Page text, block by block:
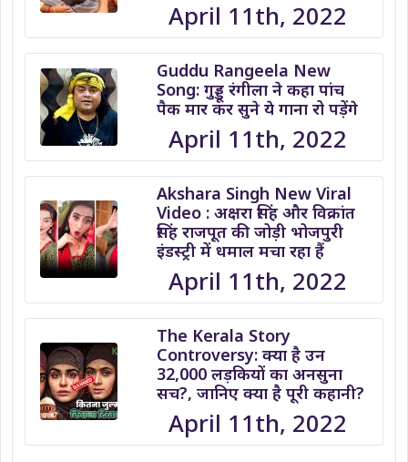
April 11th, 2022
Guddu Rangeela New
Song: गुड्डू रंगीला ने कहा पांच
पैक मार कर सुने ये गाना रो पड़ेंगे
April 11th, 2022
Akshara Singh New Viral
Video : अक्षरा सिंह और विक्रांत
सिंह राजपूत की जोड़ी भोजपुरी
इंडस्ट्री में धमाल मचा रहा हैं
April 11th, 2022
The Kerala Story
Controversy: क्या है उन
32,000 लड़कियों का अनसुना
सच?, जानिए क्या है पूरी कहानी?
April 11th, 2022